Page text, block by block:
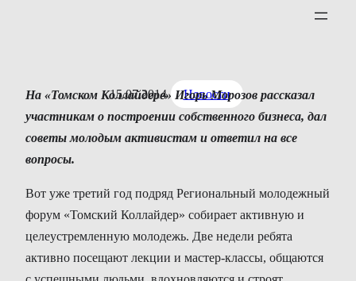
15.07.2014 Новости
На «Томском Коллайдере» Игорь Морозов рассказал
участникам о построении собственного бизнеса, дал
советы молодым активистам и ответил на все
вопросы.
Вот уже третий год подряд Региональный молодежный
форум «Томский Коллайдер» собирает активную и
целеустремленную молодежь. Две недели ребята
активно посещают лекции и мастер-классы, общаются